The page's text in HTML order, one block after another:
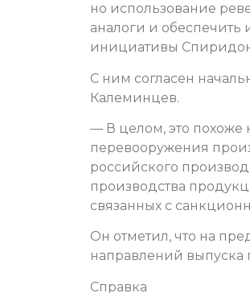
но использование
аналоги и
инициативы
С ним согласен
Калеминцев.
— В целом, это похоже
перевооружения
российского
производства
связанных с
Он отметил, что на
направлений выпуска
Справка